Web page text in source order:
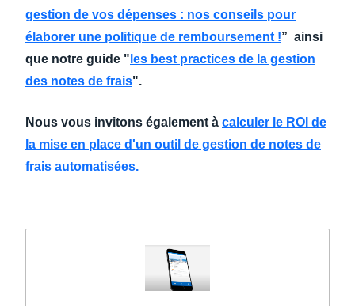
gestion de vos dépenses : nos conseils pour
élaborer une politique de remboursement !” ainsi
que notre guide " les best practices de la gestion
des notes de frais".
Nous vous invitons également à calculer le ROI de
la mise en place d'un outil de gestion de notes de
frais automatisées.